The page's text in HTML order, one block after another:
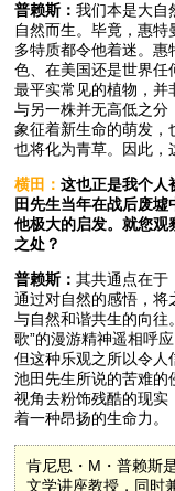
普赖斯：我们本是大自
自然而生。毕竟，惠
多特质都令他着迷。
色、在美国还是世界任
最平实常见的植物，并
与另一株并无高低之分
象征着新生命的萌发，
也将化为青草。因此，
横田：这也正是我个
田先生当年在战后废
他极大的启发。就您观
之处？
普赖斯：其共通点在于
通过对自然的感悟，将
与自然和谐共生的向往
歌”的漫游精神遥相呼
但这种乐观之所以令人
池田先生所说的苦难的
视角去粉饰残酷的现实
着一种昂扬的生命力。
肯尼思・M・普赖斯
文学讲座教授，同时